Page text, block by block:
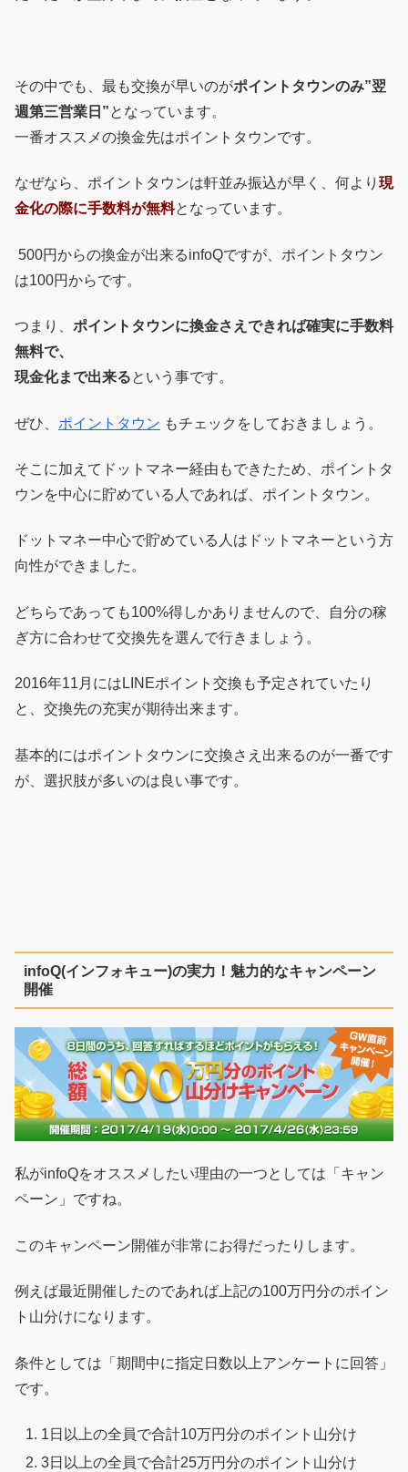
その中でも、最も交換が早いのがポイントタウンのみ”翌
週第三営業日”となっています。
一番オススメの換金先はポイントタウンです。
なぜなら、ポイントタウンは軒並み振込が早く、何より 現
金化の際に手数料が無料となっています。
500円からの換金が出来るinfoQですが、ポイントタウン
は100円からです。
つまり、 ポイントタウンに換金さえできれば確実に手数料
無料で、
現金化まで出来るという事です。
ぜひ、 ポイントタウン もチェックをしておきましょう。
そこに加えてドットマネー経由もできたため、ポイントタ
ウンを中心に貯めている人であれば、ポイントタウン。
ドットマネー中心で貯めている人はドットマネーという方
向性ができました。
どちらであっても100%得しかありませんので、自分の稼
ぎ方に合わせて交換先を選んで行きましょう。
2016年11月にはLINEポイント交換も予定されていたり
と、交換先の充実が期待出来ます。
基本的にはポイントタウンに交換さえ出来るのが一番です
が、選択肢が多いのは良い事です。
infoQ(インフォキュー)の実力！魅力的なキャンペーン
開催
私がinfoQをオススメしたい理由の一つとしては「キャン
ペーン」ですね。
このキャンペーン開催が非常にお得だったりします。
例えば最近開催したのであれば上記の100万円分のポイン
ト山分けになります。
条件としては「期間中に指定日数以上アンケートに回答」
です。
1日以上の全員で合計10万円分のポイント山分け
3日以上の全員で合計25万円分のポイント山分け